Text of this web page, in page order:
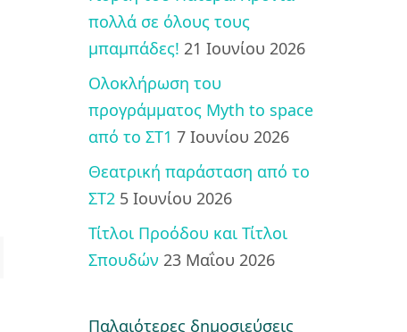
πολλά σε όλους τους
μπαμπάδες! 21 Ιουνίου 2026
Ολοκλήρωση του
προγράμματος Myth to space
από το ΣΤ1 7 Ιουνίου 2026
Θεατρική παράσταση από το
ΣΤ2 5 Ιουνίου 2026
Τίτλοι Προόδου και Τίτλοι
Σπουδών 23 Μαΐου 2026
Παλαιότερες δημοσιεύσεις